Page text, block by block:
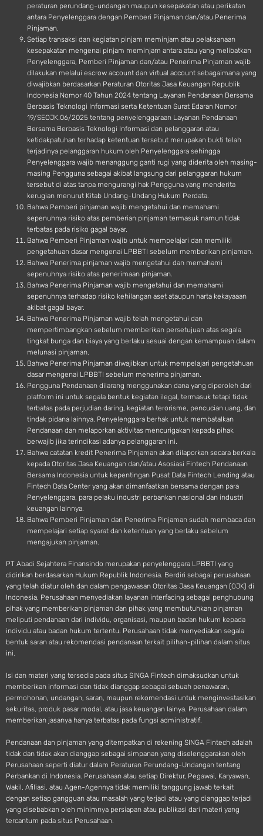
peraturan perundang-undangan maupun kesepakatan atau perikatan
antara Penyelenggara dengan Pemberi Pinjaman dan/atau Penerima
Pinjaman.
Setiap transaksi dan kegiatan pinjam meminjam atau pelaksanaan
kesepakatan mengenai pinjam meminjam antara atau yang melibatkan
Penyelenggara, Pemberi Pinjaman dan/atau Penerima Pinjaman wajib
dilakukan melalui escrow account dan virtual account sebagaimana yang
diwajibkan berdasarkan Peraturan Otoritas Jasa Keuangan Republik
Indonesia Nomor 40 Tahun 2024 tentang Layanan Pendanaan Bersama
Berbasis Teknologi Informasi serta Ketentuan Surat Edaran Nomor
19/SEOJK.06/2025 tentang penyelenggaraan Layanan Pendanaan
Bersama Berbasis Teknologi Informasi dan pelanggaran atau
ketidakpatuhan terhadap ketentuan tersebut merupakan bukti telah
terjadinya pelanggaran hukum oleh Penyelenggara sehingga
Penyelenggara wajib menanggung ganti rugi yang diderita oleh masing-
masing Pengguna sebagai akibat langsung dari pelanggaran hukum
tersebut di atas tanpa mengurangi hak Pengguna yang menderita
kerugian menurut Kitab Undang-Undang Hukum Perdata.
Bahwa Pemberi pinjaman wajib mengetahui dan memahami
sepenuhnya risiko atas pemberian pinjaman termasuk namun tidak
terbatas pada risiko gagal bayar.
Bahwa Pemberi Pinjaman wajib untuk mempelajari dan memiliki
pengetahuan dasar mengenai LPBBTI sebelum memberikan pinjaman.
Bahwa Penerima pinjaman wajib mengetahui dan memahami
sepenuhnya risiko atas penerimaan pinjaman.
Bahwa Penerima Pinjaman wajib mengetahui dan memahami
sepenuhnya terhadap risiko kehilangan aset ataupun harta kekayaaan
akibat gagal bayar.
Bahwa Penerima Pinjaman wajib telah mengetahui dan
mempertimbangkan sebelum memberikan persetujuan atas segala
tingkat bunga dan biaya yang berlaku sesuai dengan kemampuan dalam
melunasi pinjaman.
Bahwa Penerima Pinjaman diwajibkan untuk mempelajari pengetahuan
dasar mengenai LPBBTI sebelum menerima pinjaman.
Pengguna Pendanaan dilarang menggunakan dana yang diperoleh dari
platform ini untuk segala bentuk kegiatan ilegal, termasuk tetapi tidak
terbatas pada perjudian daring, kegiatan terorisme, pencucian uang, dan
tindak pidana lainnya. Penyelenggara berhak untuk membatalkan
Pendanaan dan melaporkan aktivitas mencurigakan kepada pihak
berwajib jika terindikasi adanya pelanggaran ini.
Bahwa catatan kredit Penerima Pinjaman akan dilaporkan secara berkala
kepada Otoritas Jasa Keuangan dan/atau Asosiasi Fintech Pendanaan
Bersama Indonesia untuk kepentingan Pusat Data Fintech Lending atau
Fintech Data Center yang akan dimanfaatkan bersama dengan para
Penyelenggara, para pelaku industri perbankan nasional dan industri
keuangan lainnya.
Bahwa Pemberi Pinjaman dan Penerima Pinjaman sudah membaca dan
mempelajari setiap syarat dan ketentuan yang berlaku sebelum
mengajukan pinjaman.
PT Abadi Sejahtera Finansindo merupakan penyelenggara LPBBTI yang
didirikan berdasarkan Hukum Republik Indonesia. Berdiri sebagai perusahaan
yang telah diatur oleh dan dalam pengawasan Otoritas Jasa Keuangan (OJK) di
Indonesia, Perusahaan menyediakan layanan interfacing sebagai penghubung
pihak yang memberikan pinjaman dan pihak yang membutuhkan pinjaman
meliputi pendanaan dari individu, organisasi, maupun badan hukum kepada
individu atau badan hukum tertentu. Perusahaan tidak menyediakan segala
bentuk saran atau rekomendasi pendanaan terkait pilihan-pilihan dalam situs
ini.
Isi dan materi yang tersedia pada situs SINGA Fintech dimaksudkan untuk
memberikan informasi dan tidak dianggap sebagai sebuah penawaran,
permohonan, undangan, saran, maupun rekomendasi untuk menginvestasikan
sekuritas, produk pasar modal, atau jasa keuangan lainya. Perusahaan dalam
memberikan jasanya hanya terbatas pada fungsi administratif.
Pendanaan dan pinjaman yang ditempatkan di rekening SINGA Fintech adalah
tidak dan tidak akan dianggap sebagai simpanan yang diselenggarakan oleh
Perusahaan seperti diatur dalam Peraturan Perundang-Undangan tentang
Perbankan di Indonesia. Perusahaan atau setiap Direktur, Pegawai, Karyawan,
Wakil, Afiliasi, atau Agen-Agennya tidak memiliki tanggung jawab terkait
dengan setiap gangguan atau masalah yang terjadi atau yang dianggap terjadi
yang disebabkan oleh minimnya persiapan atau publikasi dari materi yang
tercantum pada situs Perusahaan.